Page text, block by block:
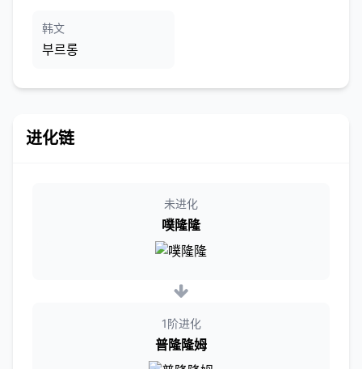
韩文
부르롱
进化链
未进化
噗隆隆
1阶进化
普隆隆姆